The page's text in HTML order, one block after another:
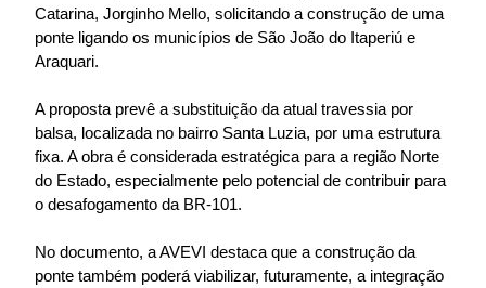
Catarina, Jorginho Mello, solicitando a construção de uma
ponte ligando os municípios de São João do Itaperiú e
Araquari.
A proposta prevê a substituição da atual travessia por
balsa, localizada no bairro Santa Luzia, por uma estrutura
fixa. A obra é considerada estratégica para a região Norte
do Estado, especialmente pelo potencial de contribuir para
o desafogamento da BR-101.
No documento, a AVEVI destaca que a construção da
ponte também poderá viabilizar, futuramente, a integração